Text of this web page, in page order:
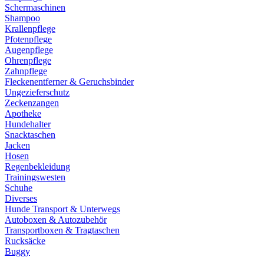
Schermaschinen
Shampoo
Krallenpflege
Pfotenpflege
Augenpflege
Ohrenpflege
Zahnpflege
Fleckenentferner & Geruchsbinder
Ungezieferschutz
Zeckenzangen
Apotheke
Hundehalter
Snacktaschen
Jacken
Hosen
Regenbekleidung
Trainingswesten
Schuhe
Diverses
Hunde Transport & Unterwegs
Autoboxen & Autozubehör
Transportboxen & Tragtaschen
Rucksäcke
Buggy